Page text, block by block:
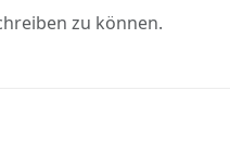
zu können.